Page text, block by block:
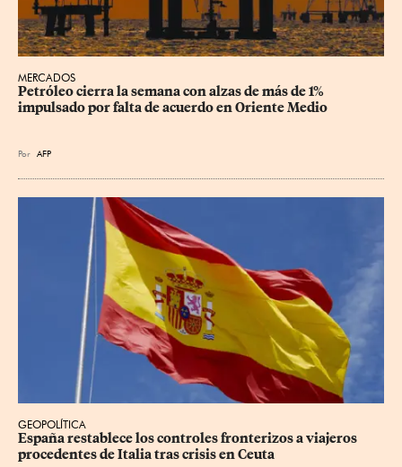
MERCADOS
Petróleo cierra la semana con alzas de más de 1%
impulsado por falta de acuerdo en Oriente Medio
Por AFP
GEOPOLÍTICA
España restablece los controles fronterizos a viajeros
procedentes de Italia tras crisis en Ceuta